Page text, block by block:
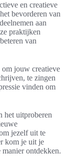
en creatieve
bevorderen van
aan
praktijken
van
jouw creatieve
te zingen
vinden om
het uitproberen
jezelf uit te
kom je uit je
ontdekken.